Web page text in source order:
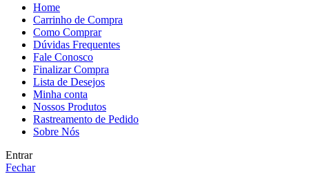
Home
Carrinho de Compra
Como Comprar
Dúvidas Frequentes
Fale Conosco
Finalizar Compra
Lista de Desejos
Minha conta
Nossos Produtos
Rastreamento de Pedido
Sobre Nós
Entrar
Fechar